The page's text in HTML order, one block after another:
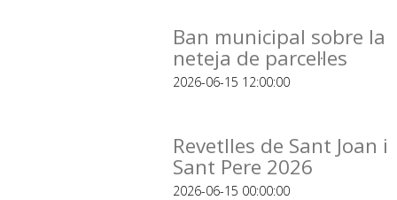
Ban municipal sobre la
neteja de parcel·les
2026-06-15 12:00:00
Revetlles de Sant Joan i
Sant Pere 2026
2026-06-15 00:00:00